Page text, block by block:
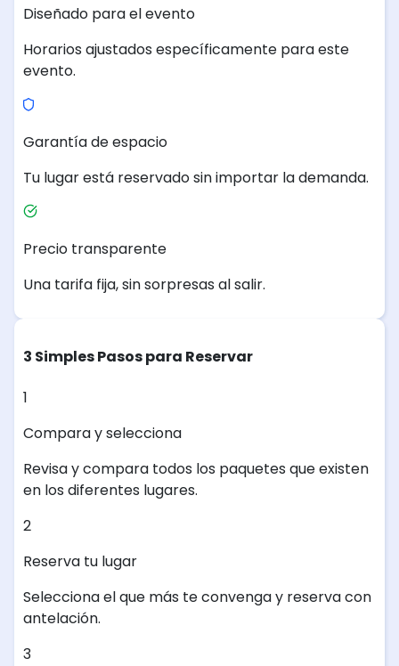
Diseñado para el evento
Horarios ajustados específicamente para este
evento.
Garantía de espacio
Tu lugar está reservado sin importar la demanda.
Precio transparente
Una tarifa fija, sin sorpresas al salir.
3 Simples Pasos para Reservar
1
Compara y selecciona
Revisa y compara todos los paquetes que existen
en los diferentes lugares.
2
Reserva tu lugar
Selecciona el que más te convenga y reserva con
antelación.
3